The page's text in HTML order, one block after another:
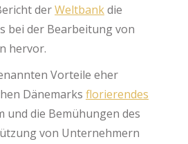
derWeltbankdie
bei der Bearbeitung von
hervor.
Vorteile eher
Dänemarks florierendes
und die Bemühungen des
von Unternehmern